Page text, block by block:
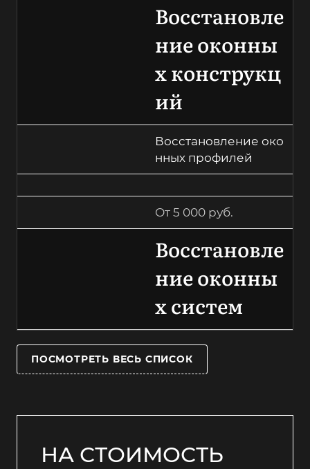
Восстановле
ние оконны
х конструкц
ий
Восстановление око
нных профилей
От 5 000 руб.
Восстановле
ние оконны
х систем
ПОСМОТРЕТЬ ВЕСЬ СПИСОК
НА СТОИМОСТЬ